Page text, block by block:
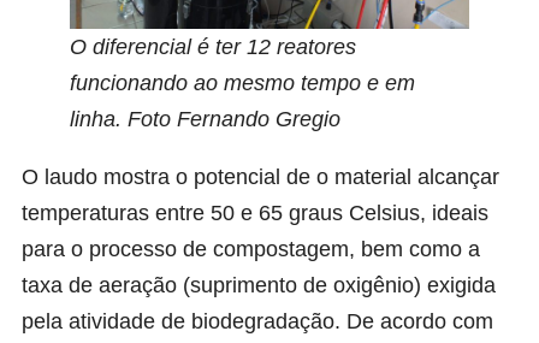
O diferencial é ter 12 reatores
funcionando ao mesmo tempo e em
linha. Foto Fernando Gregio
O laudo mostra o potencial de o material alcançar
temperaturas entre 50 e 65 graus Celsius, ideais
para o processo de compostagem, bem como a
taxa de aeração (suprimento de oxigênio) exigida
pela atividade de biodegradação. De acordo com